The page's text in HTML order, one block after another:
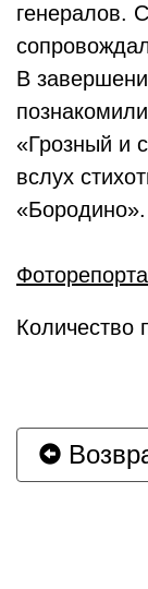
генералов.
В
«Грозный и
вслух
«Бородино».
Количество